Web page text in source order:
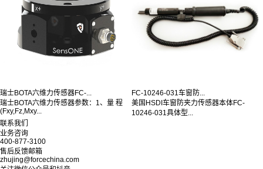
瑞士BOTA六维力传感器FC-...
瑞士BOTA六维力传感器参数：1、量 程
(Fxy,Fz,Mxy...
FC-10246-031车窗防...
美国HSDI车窗防夹力传感器本体FC-
10246-031具体型...
联系我们
业务咨询
400-877-3100
售后反馈邮箱
zhujing@forcechina.com